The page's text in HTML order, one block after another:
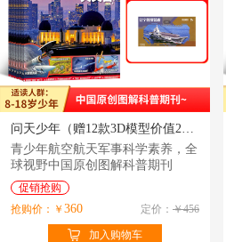
问天少年（赠12款3D模型价值216元，每月随刊赠送一个）（1年共12期）（杂志订阅）
青少年航空航天军事科学素养，全
球视野中国原创图解科普期刊
促销抢购
抢购价：￥ 360 定价： ￥456
加入购物车